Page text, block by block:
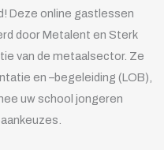
Deze online gastlessen
door Metalent en Sterk
van de metaalsector. Ze
en –begeleiding (LOB),
uw school jongeren